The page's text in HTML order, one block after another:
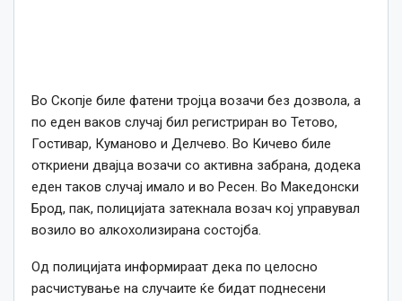
Во Скопје биле фатени тројца возачи без дозвола, а
по еден ваков случај бил регистриран во Тетово,
Гостивар, Куманово и Делчево. Во Кичево биле
откриени двајца возачи со активна забрана, додека
еден таков случај имало и во Ресен. Во Македонски
Брод, пак, полицијата затекнала возач кој управувал
возило во алкохолизирана состојба.
Од полицијата информираат дека по целосно
расчистување на случаите ќе бидат поднесени